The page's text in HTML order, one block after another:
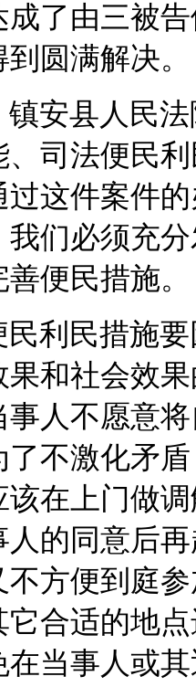
成了由三被
圆满解决。
安县人民法
、司法便民
过这件案件
我们必须充
便民措施。
利民措施要
果和社会效
事人不愿意
了不激化矛
该在上门做
人的同意后
不方便到庭
它合适的地
在当事人或